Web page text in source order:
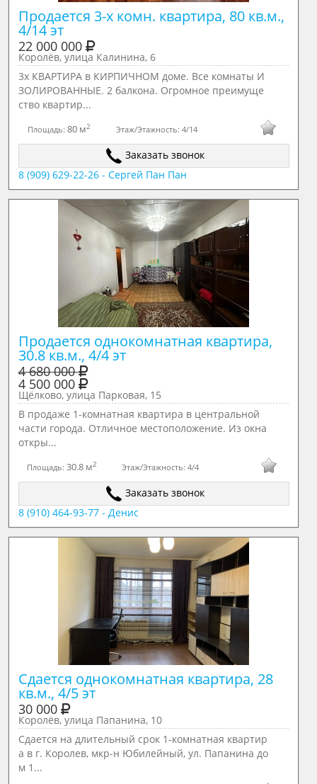
Продается 3-х комн. квартира, 80 кв.м.,
4/14 эт
22 000 000
Королёв, улица Калинина, 6
3х КВАРТИРА в КИРПИЧНОМ доме. Все комнаты И
ЗОЛИРОВАННЫЕ. 2 балкона. Огромное преимуще
ство квартир...
Площадь: 80 м2 Этаж/Этажность: 4/14
Заказать звонок
8 (909) 629-22-26 - Сергей Пан Пан
Продается однокомнатная квартира,
30.8 кв.м., 4/4 эт
4 680 000
4 500 000
Щёлково, улица Парковая, 15
В продаже 1-комнатная квартира в центральной
части города. Отличное местоположение. Из окна
откры...
Площадь:30.8 м2 Этаж/Этажность:4/4
Заказать звонок
8 (910) 464-93-77 - Денис
Сдается однокомнатная квартира, 28
кв.м., 4/5 эт
30 000
Королёв, улица Папанина, 10
Сдается на длительный срок 1-комнатная квартир
а в г. Королев, мкр-н Юбилейный, ул. Папанина до
м 1...